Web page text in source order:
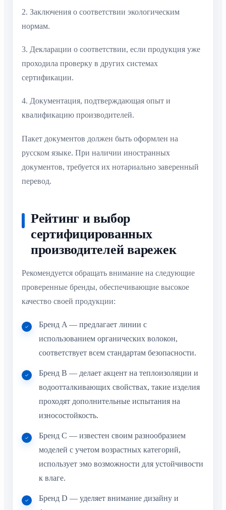
2. Заключения о соответствии экологическим
нормам.
3. Декларации о соответствии, если продукция уже
проходила проверку в других системах
сертификации.
4. Документация, подтверждающая опыт и
квалификацию производителей.
Пакет документов должен быть оформлен на
русском языке. При наличии иностранных
документов, требуется их нотариально заверенный
перевод.
Рейтинг и выбор
сертифицированных
производителей варежек
Рекомендуется обращать внимание на следующие
проверенные бренды, обеспечивающие высокое
качество своей продукции:
Бренд A — предлагает линии с
использованием органических волокон,
соответствует всем стандартам безопасности.
Бренд B — делает акцент на теплоизоляции и
водоотталкивающих свойствах, такие изделия
проходят дополнительные испытания на
износостойкость.
Бренд C — известен своим разнообразием
моделей с учетом возрастных категорий,
использует эмо возможности для устойчивости
к влаге.
Бренд D — уделяет внимание дизайну и